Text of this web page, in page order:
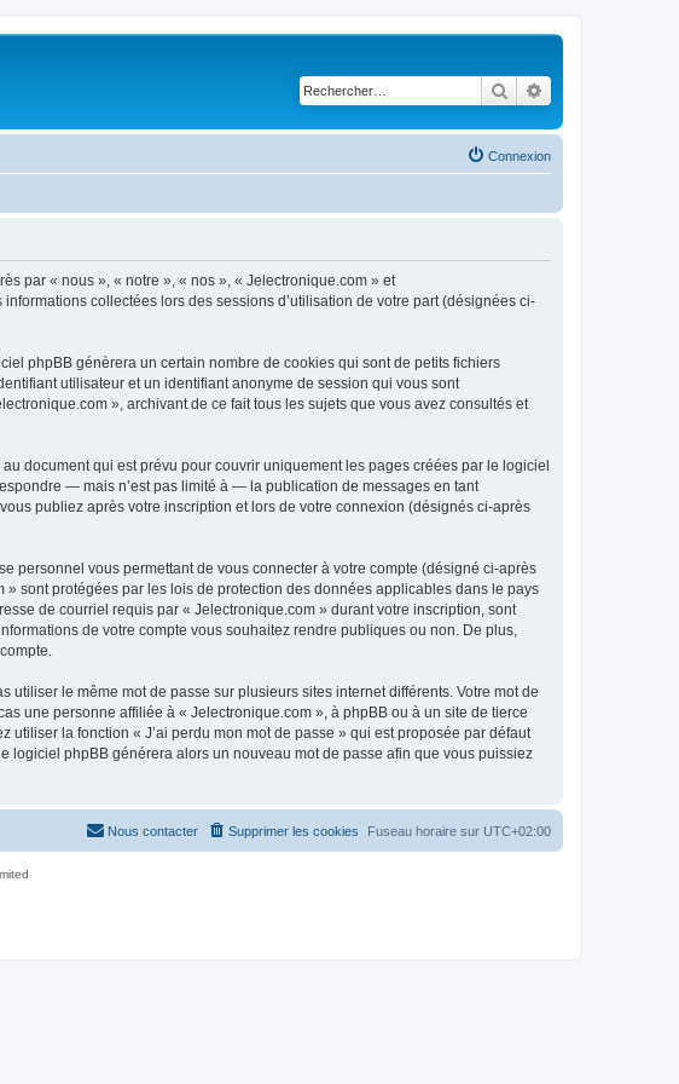
Rechercher
Connexion
par « nous », « notre », « nos », « Jelectronique.com » et
collectées lors des sessions d’utilisation de votre part (désignées ci-
phpBB génèrera un certain nombre de cookies qui sont de petits fichiers
utilisateur et un identifiant anonyme de session qui vous sont
», archivant de ce fait tous les sujets que vous avez consultés et
document qui est prévu pour couvrir uniquement les pages créées par le logiciel
— mais n’est pas limité à — la publication de messages en tant
publiez après votre inscription et lors de votre connexion (désignés ci-après
personnel vous permettant de vous connecter à votre compte (désigné ci-après
sont protégées par les lois de protection des données applicables dans le pays
de courriel requis par « Jelectronique.com » durant votre inscription, sont
de votre compte vous souhaitez rendre publiques ou non. De plus,
le même mot de passe sur plusieurs sites internet différents. Votre mot de
une personne affiliée à « Jelectronique.com », à phpBB ou à un site de tierce
la fonction « J’ai perdu mon mot de passe » qui est proposée par défaut
logiciel phpBB générera alors un nouveau mot de passe afin que vous puissiez
Fuseau horaire sur UTC+02:00
Supprimer les cookies
Nous contacter